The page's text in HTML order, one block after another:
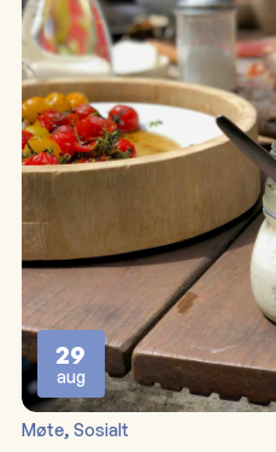
29
aug
Møte, Sosialt